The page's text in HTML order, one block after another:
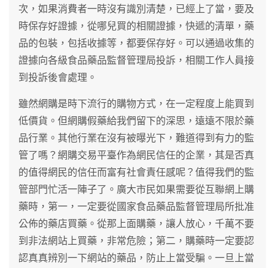
次，如果消費者一時沒有識別清楚，已經上了當，要及
時保存好證據，從哪兒買的相關證據，快遞的清單，藥
品的包裝，包括收據等，都要保存好。可以通過收集的
證據向各級食品藥品監督管理局投訴，相關工作人員接
到投訴後會處理。
雖然網購是時下流行的購物方式，在一定程度上能買到
低價貨。但網購假藥給我們留下的深思，遠遠不限於藥
品行業。其他行業在沒有被曝光下，難道得到有力的監
管了嗎？網購交易平臺作為網民信任的企業，其是否真
的值得網民的信任而富有社會責任感呢？值得我們的監
管部門忙活一陣子了。廣大市民如果需要從互聯網上購
藥時，第一，一定要從國家食品藥品監督管理局所批准
公佈的藥店買藥。從那上面購藥，讓人放心，千萬不要
到非法網站上買藥，非常危險；第二，購藥時一定要認
認真真辨別一下網站的藥品，防止上當受騙。一旦上當